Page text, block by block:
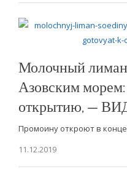
Молочный лиман
Азовским
открытию, —
Промоину откроют в конце
11.12.2019